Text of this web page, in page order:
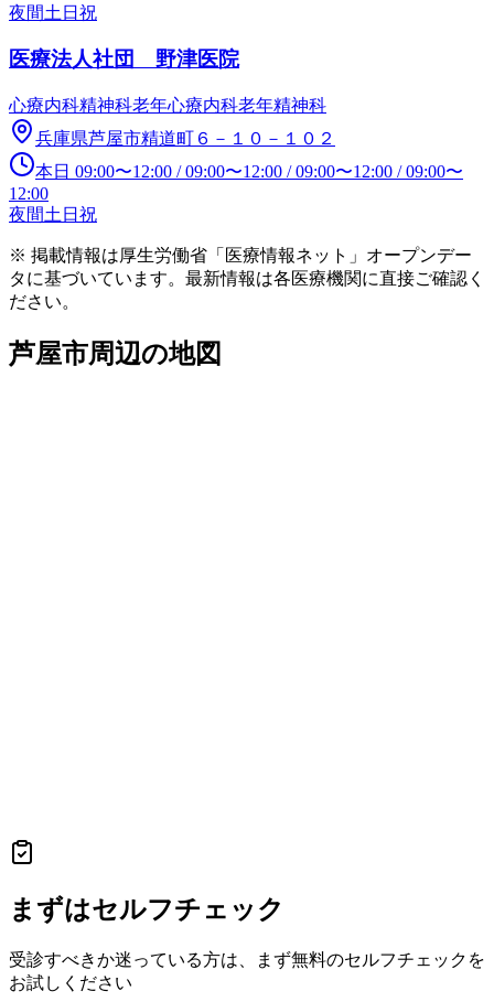
夜間土日祝
医療法人社団 野津医院
心療内科精神科老年心療内科老年精神科
兵庫県芦屋市精道町６－１０－１０２
本日 09:00〜12:00 /09:00〜12:00 /09:00〜12:00 /09:00〜
12:00
夜間土日祝
※ 掲載情報は厚生労働省「医療情報ネット」オープンデー
タに基づいています。最新情報は各医療機関に直接ご確認く
ださい。
芦屋市周辺の地図
まずはセルフチェック
受診すべきか迷っている方は、まず無料のセルフチェックを
お試しください